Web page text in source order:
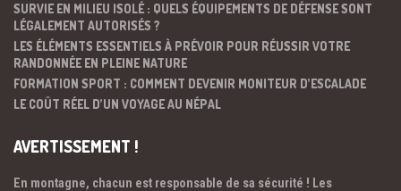
SURVIE EN MILIEU ISOLÉ : QUELS ÉQUIPEMENTS DE DÉFENSE SONT
LÉGALEMENT AUTORISÉS ?
LES ÉLÉMENTS ESSENTIELS À PRÉVOIR POUR RÉUSSIR VOTRE
RANDONNÉE EN PLEINE NATURE
FORMATION SPORT : COMMENT DEVENIR MONITEUR D’ESCALADE
LE COÛT RÉEL D’UN VOYAGE AU NÉPAL
AVERTISSEMENT !
En montagne, chacun est responsable de sa sécurité ! Les